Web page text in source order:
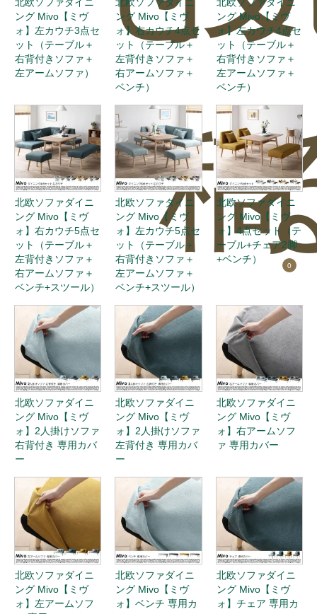
稿
0
ング Mivo【ミヴ
ォ】左カウチ3点セ
ット（テーブル＋
右背付きソファ＋
左アームソファ）
ング Mivo【ミヴ
ォ】右カウチ4点セ
ット（テーブル＋
左背付きソファ＋
右アームソファ＋
ベンチ）
ング Mivo【ミヴ
ォ】左カウチ4点セ
ット（テーブル＋
右背付きソファ＋
左アームソファ＋
ベンチ）
北欧ソファダイニ
ング Mivo【ミヴ
ォ】右カウチ5点セ
ット（テーブル＋
左背付きソファ＋
右アームソファ＋
ベンチ+スツール）
北欧ソファダイニ
ング Mivo【ミヴ
ォ】左カウチ5点セ
ット（テーブル＋
右背付きソファ＋
左アームソファ＋
ベンチ+スツール）
北欧ソファダイニ
ング Mivo【ミヴ
ォ】4点セット（テ
ーブル+チェア2脚
+ベンチ）
北欧ソファダイニ
ング Mivo【ミヴ
ォ】2人掛けソファ
右背付き 専用カバ
ー
北欧ソファダイニ
ング Mivo【ミヴ
ォ】2人掛けソファ
左背付き 専用カバ
ー
北欧ソファダイニ
ング Mivo【ミヴ
ォ】右アームソフ
ァ 専用カバー
北欧ソファダイニ
ング Mivo【ミヴ
ォ】左アームソフ
北欧ソファダイニ
ング Mivo【ミヴ
ォ】ベンチ 専用カ
北欧ソファダイニ
ング Mivo【ミヴ
ォ】チェア 専用カ